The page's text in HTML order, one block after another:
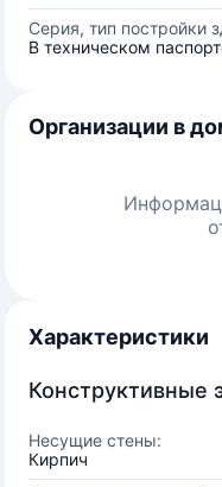
Серия, тип постройки
В техническом
Организации в
Характеристики
Конструктивные
Несущие стены:
Кирпич